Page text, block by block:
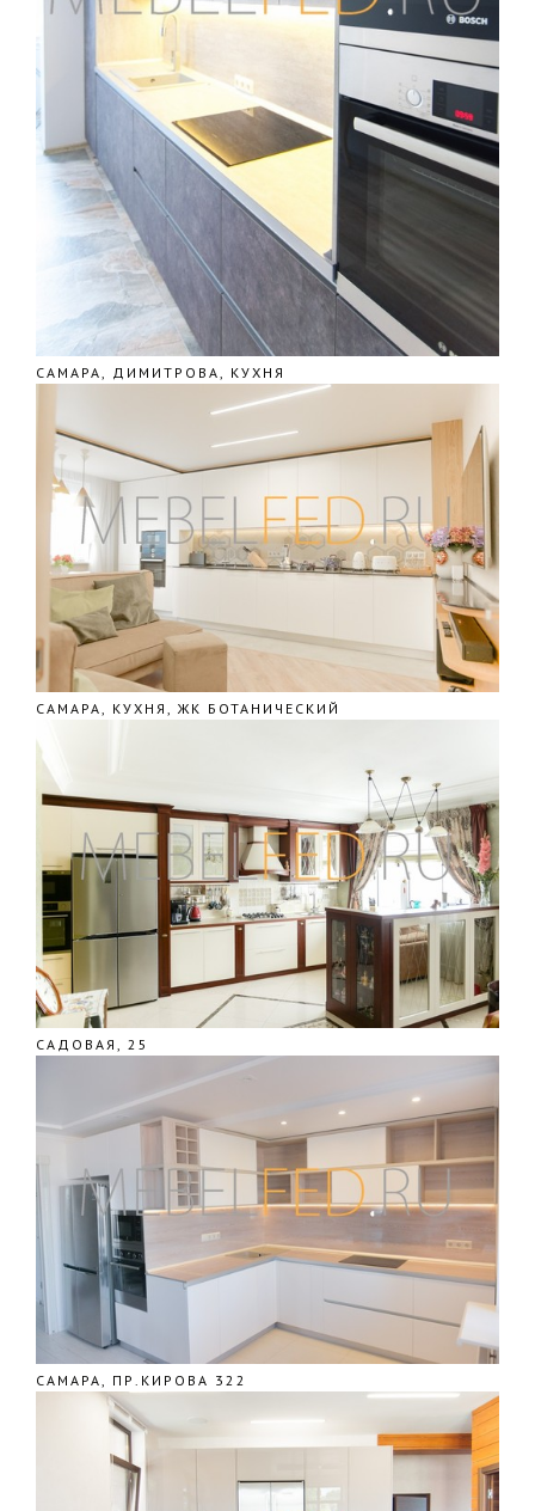
САМАРА, ДИМИТРОВА, КУХНЯ
САМАРА, КУХНЯ, ЖК БОТАНИЧЕСКИЙ
САДОВАЯ, 25
САМАРА, ПР.КИРОВА 322